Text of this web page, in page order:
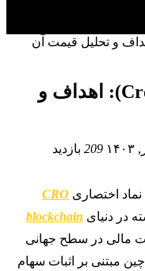
ارز دیجیتال کرونوس (Cronos): اهداف و
209 بازدید
نماد اختصاری CRO
در دنیای blockchain
مالی در سطح جهانی
مبتنی بر اثبات سهام